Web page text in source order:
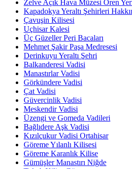
Zelve Açık Hava Müzesi Ören
Kapadokya Yeraltı Şehirleri
Çavuşin Kilisesi
Uçhisar Kalesi
Üç Güzeller Peri Bacaları
Mehmet Şakir Paşa Medresesi
Derinkuyu Yeraltı Şehri
Balkanderesi Vadisi
Manastırlar Vadisi
Görkündere Vadisi
Çat Vadisi
Güvercinlik Vadisi
Meskendir Vadisi
Üzengi ve Gomeda Vadileri
Bağlıdere Aşk Vadisi
Kızılçukur Vadisi Ortahisar
Göreme Yılanlı Kilisesi
Göreme Karanlık Kilise
Gümüşler Manastırı Niğde